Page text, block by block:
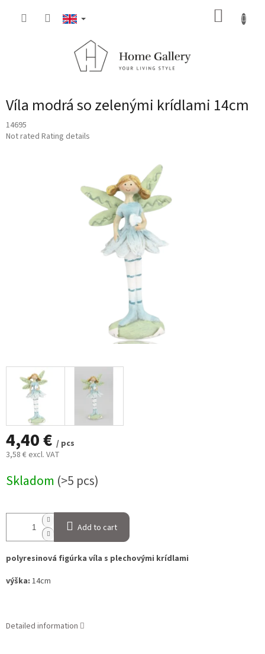
Víla modrá so zelenými krídlami 14cm
14695
The
Not rated Rating details
4,40 € / pcs
3,58 € excl. VAT
price:
Skladom (>5 pcs)
Add to cart
polyresinová figúrka víla s plechovými krídlami
výška: 14cm
Detailed information